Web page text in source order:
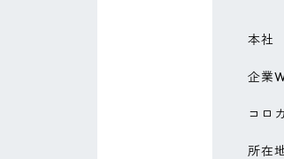
本社
企業
コロ
所在